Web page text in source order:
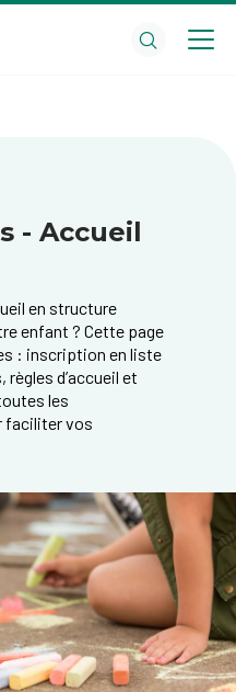
- Accueil
en structure
enfant ? Cette page
: inscription en liste
d’accueil et
les
faciliter vos